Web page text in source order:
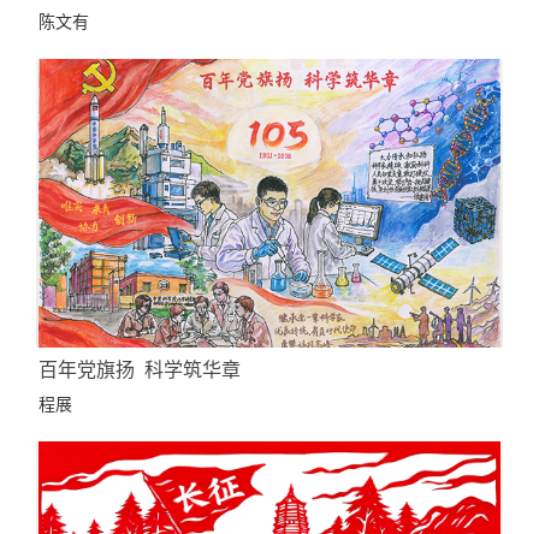
陈文有
百年党旗扬 科学筑华章
程展